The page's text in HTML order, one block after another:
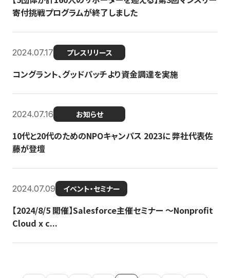
寄付挑戦プログラムが終了しました
2024.07.17 プレスリリース
コングラント、グッドパッチより資金調達を実施
2024.07.16 お知らせ
10代と20代のためのNPOキャンパス 2023に 弊社代表佐
藤が登壇
2024.07.09 イベント・セミナー
【2024/8/5 開催】Salesforce主催セミナー 〜Nonprofit
Cloud x c...